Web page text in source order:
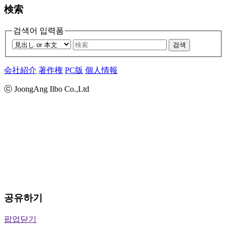
検索
검색어 입력폼
검색
会社紹介 著作権 PC版 個人情報
ⓒ JoongAng Ilbo Co.,Ltd
공유하기
팝업닫기